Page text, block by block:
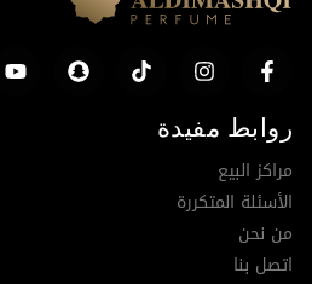
روابط مفيدة
مراكز البيع
الأسئلة المتكررة
من نحن
اتصل بنا